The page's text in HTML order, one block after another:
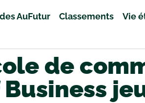
AuFutur Classements Vie
de